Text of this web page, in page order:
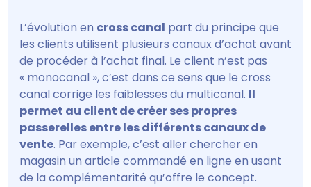
L’évolution en cross canal part du principe que
les clients utilisent plusieurs canaux d’achat avant
de procéder à l’achat final. Le client n’est pas
« monocanal », c’est dans ce sens que le cross
canal corrige les faiblesses du multicanal. Il
permet au client de créer ses propres
passerelles entre les différents canaux de
vente. Par exemple, c’est aller chercher en
magasin un article commandé en ligne en usant
de la complémentarité qu’offre le concept.